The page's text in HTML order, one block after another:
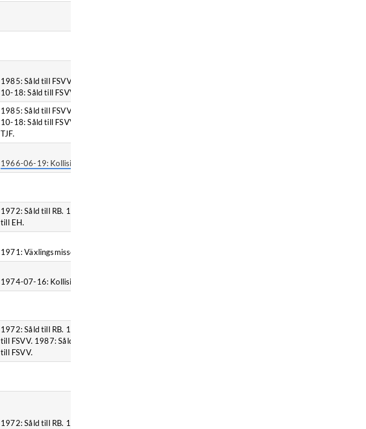
1985: Såld till FSVV. 1987: Såld till VHVJ. 1993-03: Såld till SMAB. 1997-
10-18: Såld till FSVV.
1985: Såld till FSVV. 1987: Såld till VHVJ. 1993-03: Såld till SMAB. 1997-
10-18: Såld till FSVV. 1997: Deponerad hos AGJ. 2000: Deponerad hos
TJF.
1966-06-19: Kollision, Hultsfred.
1972: Såld till RB. 1978: Ombyggd till elrevisionsbuss RB 60. 2006: Såld
till EH.
1971: Växlingsmissöde.
1974-07-16: Kollision, Frösunda.
1972: Såld till RB. 1981-06: Såld till SJ. 1984-09-01: Avställd. 1985: Såld
till FSVV. 1987: Såld till VHVJ. 1993-03: Såld till SMAB. 1997-10-18: Såld
till FSVV.
1972: Såld till RB. 1984-04: Såld till SJ. 1985: Såld till TJF.